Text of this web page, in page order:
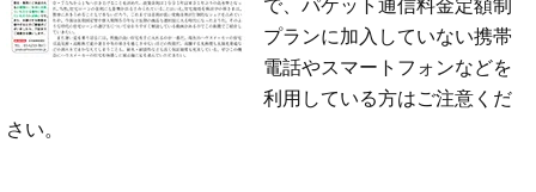
プランに加入していない携帯
電話やスマートフォンなどを
利用している方はご注意くだ
さい。